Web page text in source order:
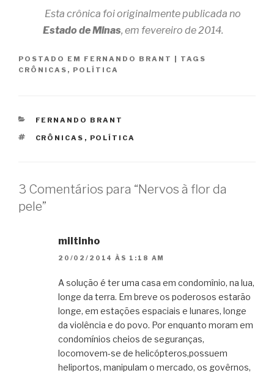
Esta crônica foi originalmente publicada no
Estado de Minas, em fevereiro de 2014.
POSTADO EM FERNANDO BRANT | TAGS
CRÔNICAS , POLÍTICA
CATEGORIAS
FERNANDO BRANT
TAGS
CRÔNICAS , POLÍTICA
3 Comentários para “Nervos à flor da
pele”
miltinho
20/02/2014 ÀS 1:18 AM
A solução é ter uma casa em condomînio, na lua,
longe da terra. Em breve os poderosos estarão
longe, em estações espaciais e lunares, longe
da violência e do povo. Por enquanto moram em
condomínios cheios de seguranças,
locomovem-se de helicópteros,possuem
heliportos, manipulam o mercado, os govêrnos,